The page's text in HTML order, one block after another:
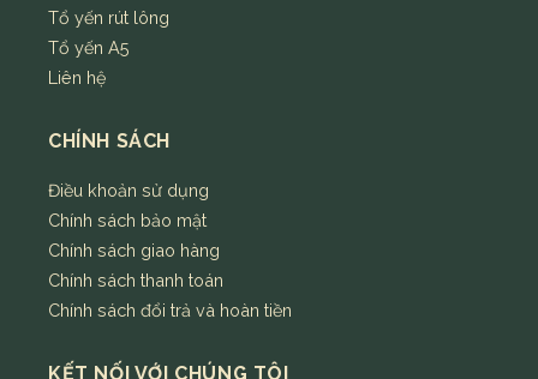
Tổ yến rút lông
Tổ yến A5
Liên hệ
CHÍNH SÁCH
Điều khoản sử dụng
Chính sách bảo mật
Chính sách giao hàng
Chính sách thanh toán
Chính sách đổi trả và hoàn tiền
KẾT NỐI VỚI CHÚNG TÔI